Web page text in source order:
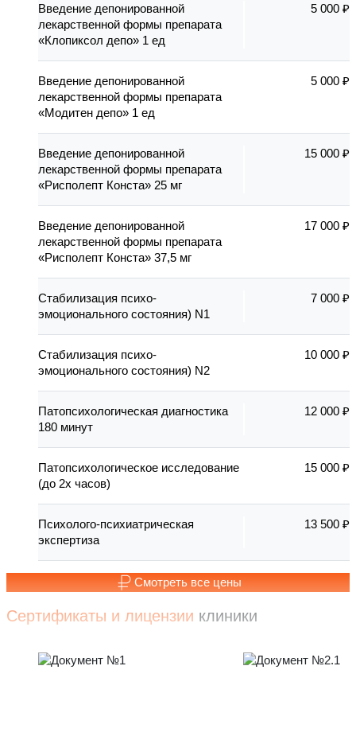
Введение депонированной
лекарственной формы препарата
«Клопиксол депо» 1 ед
5 000 ₽
Введение депонированной
лекарственной формы препарата
«Модитен депо» 1 ед
5 000 ₽
Введение депонированной
лекарственной формы препарата
«Рисполепт Конста» 25 мг
15 000 ₽
Введение депонированной
лекарственной формы препарата
«Рисполепт Конста» 37,5 мг
17 000 ₽
Стабилизация психо-
эмоционального состояния) N1
7 000 ₽
Стабилизация психо-
эмоционального состояния) N2
10 000 ₽
Патопсихологическая диагностика
180 минут
12 000 ₽
Патопсихологическое исследование
(до 2х часов)
15 000 ₽
Психолого-психиатрическая
экспертиза
13 500 ₽
Смотреть все цены
Сертификаты и лицензии клиники